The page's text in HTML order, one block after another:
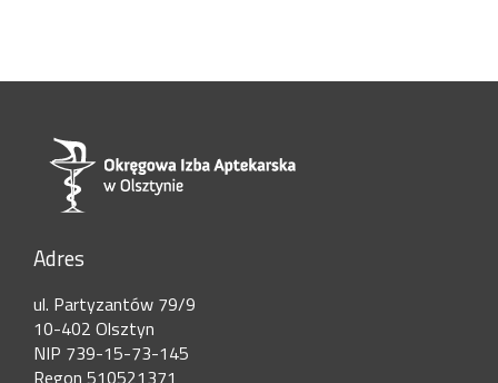
Adres
ul. Partyzantów 79/9
10-402 Olsztyn
NIP 739-15-73-145
Regon 510521371